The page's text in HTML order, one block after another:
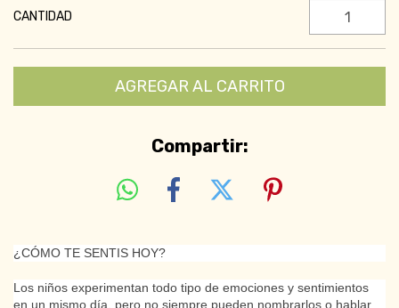
CANTIDAD
Compartir:
¿CÓMO TE SENTIS HOY?
Los niños experimentan todo tipo de emociones y sentimientos
en un mismo día, pero no siempre pueden nombrarlos o hablar